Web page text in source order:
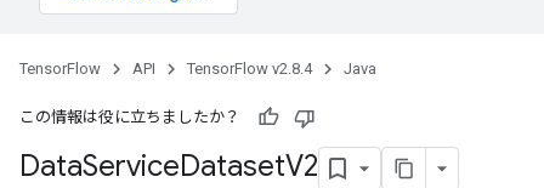
TensorFlow API TensorFlow v2.8.4 Java
この情報は役に立ちましたか？
DataServiceDatasetV2